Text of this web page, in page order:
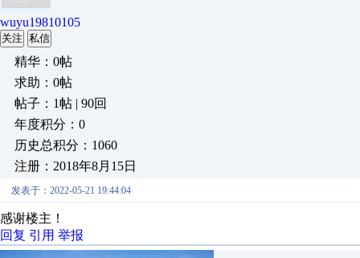
wuyu19810105
关注 私信
精华：0帖
求助：0帖
帖子：1帖 | 90回
年度积分：0
历史总积分：1060
注册：2018年8月15日
发表于：2022-05-21 19:44:04
感谢楼主！
回复 引用 举报